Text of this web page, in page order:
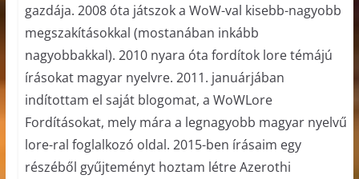
gazdája. 2008 óta játszok a WoW-val kisebb-nagyobb
megszakításokkal (mostanában inkább
nagyobbakkal). 2010 nyara óta fordítok lore témájú
írásokat magyar nyelvre. 2011. januárjában
indítottam el saját blogomat, a WoWLore
Fordításokat, mely mára a legnagyobb magyar nyelvű
lore-ral foglalkozó oldal. 2015-ben írásaim egy
részéből gyűjteményt hoztam létre Azerothi